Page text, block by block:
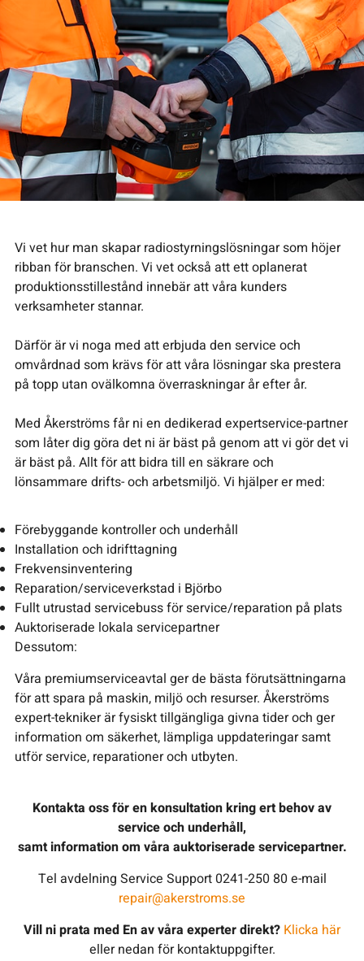
Vi vet hur man skapar radiostyrningslösningar som höjer
ribban för branschen. Vi vet också att ett oplanerat
produktionsstillestånd innebär att våra kunders
verksamheter stannar.
Därför är vi noga med att erbjuda den service och
omvårdnad som krävs för att våra lösningar ska prestera
på topp utan ovälkomna överraskningar år efter år.
Med Åkerströms får ni en dedikerad expertservice-partner
som låter dig göra det ni är bäst på genom att vi gör det vi
är bäst på. Allt för att bidra till en säkrare och
lönsammare drifts- och arbetsmiljö. Vi hjälper er med:
Förebyggande kontroller och underhåll
Installation och idrifttagning
Frekvensinventering
Reparation/serviceverkstad i Björbo
Fullt utrustad servicebuss för service/reparation på plats
Auktoriserade lokala servicepartner
Dessutom:
Våra premiumserviceavtal ger de bästa förutsättningarna
för att spara på maskin, miljö och resurser. Åkerströms
expert-tekniker är fysiskt tillgängliga givna tider och ger
information om säkerhet, lämpliga uppdateringar samt
utför service, reparationer och utbyten.
Kontakta oss för en konsultation kring ert behov av
service och underhåll,
samt information om våra auktoriserade servicepartner.
Tel avdelning Service Support 0241-250 80 e-mail
repair@akerstroms.se
Vill ni prata med En av våra experter direkt? Klicka här
eller nedan för kontaktuppgifter.